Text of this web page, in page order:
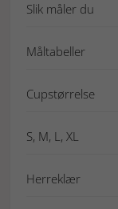
Slik måler du
Måltabeller
Cupstørrelse
S, M, L, XL
Herreklær